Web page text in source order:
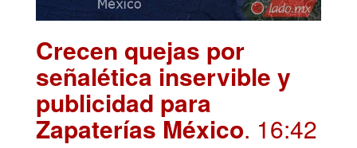
Crecen quejas por
señalética inservible y
publicidad para
Zapaterías México. 16:42